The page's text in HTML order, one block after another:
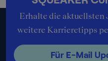
Erhalte die aktuellsten
weitere Karrieretipps
Für E-Mail